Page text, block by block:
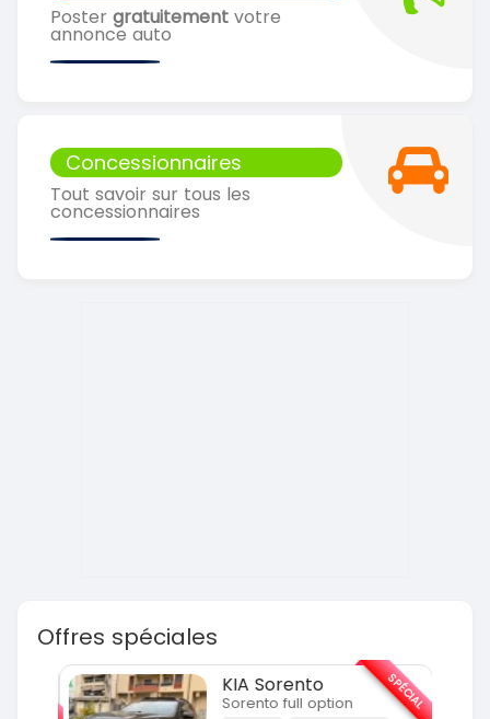
Poster gratuitement votre
annonce auto
Concessionnaires
Tout savoir sur tous les
concessionnaires
Offres spéciales
KIA Sorento
Sorento full option SPÉCIAL